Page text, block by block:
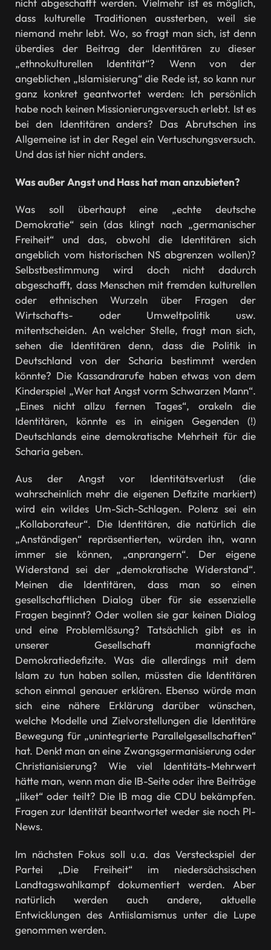
nicht abgeschafft werden. Vielmehr ist es möglich,
dass kulturelle Traditionen aussterben, weil sie
niemand mehr lebt. Wo, so fragt man sich, ist denn
überdies der Beitrag der Identitären zu dieser
„ethnokulturellen Identität“? Wenn von der
angeblichen „Islamisierung“ die Rede ist, so kann nur
ganz konkret geantwortet werden: Ich persönlich
habe noch keinen Missionierungsversuch erlebt. Ist es
bei den Identitären anders? Das Abrutschen ins
Allgemeine ist in der Regel ein Vertuschungsversuch.
Und das ist hier nicht anders.
Was außer Angst und Hass hat man anzubieten?
Was soll überhaupt eine „echte deutsche
Demokratie“ sein (das klingt nach „germanischer
Freiheit“ und das, obwohl die Identitären sich
angeblich vom historischen NS abgrenzen wollen)?
Selbstbestimmung wird doch nicht dadurch
abgeschafft, dass Menschen mit fremden kulturellen
oder ethnischen Wurzeln über Fragen der
Wirtschafts- oder Umweltpolitik usw.
mitentscheiden. An welcher Stelle, fragt man sich,
sehen die Identitären denn, dass die Politik in
Deutschland von der Scharia bestimmt werden
könnte? Die Kassandrarufe haben etwas von dem
Kinderspiel „Wer hat Angst vorm Schwarzen Mann“.
„Eines nicht allzu fernen Tages“, orakeln die
Identitären, könnte es in einigen Gegenden (!)
Deutschlands eine demokratische Mehrheit für die
Scharia geben.
Aus der Angst vor Identitätsverlust (die
wahrscheinlich mehr die eigenen Defizite markiert)
wird ein wildes Um-Sich-Schlagen. Polenz sei ein
„Kollaborateur“. Die Identitären, die natürlich die
„Anständigen“ repräsentierten, würden ihn, wann
immer sie können, „anprangern“. Der eigene
Widerstand sei der „demokratische Widerstand“.
Meinen die Identitären, dass man so einen
gesellschaftlichen Dialog über für sie essenzielle
Fragen beginnt? Oder wollen sie gar keinen Dialog
und eine Problemlösung? Tatsächlich gibt es in
unserer Gesellschaft mannigfache
Demokratiedefizite. Was die allerdings mit dem
Islam zu tun haben sollen, müssten die Identitären
schon einmal genauer erklären. Ebenso würde man
sich eine nähere Erklärung darüber wünschen,
welche Modelle und Zielvorstellungen die Identitäre
Bewegung für „unintegrierte Parallelgesellschaften“
hat. Denkt man an eine Zwangsgermanisierung oder
Christianisierung? Wie viel Identitäts-Mehrwert
hätte man, wenn man die IB-Seite oder ihre Beiträge
„liket“ oder teilt? Die IB mag die CDU bekämpfen.
Fragen zur Identität beantwortet weder sie noch PI-
News.
Im nächsten Fokus soll u.a. das Versteckspiel der
Partei „Die Freiheit“ im niedersächsischen
Landtagswahlkampf dokumentiert werden. Aber
natürlich werden auch andere, aktuelle
Entwicklungen des Antiislamismus unter die Lupe
genommen werden.